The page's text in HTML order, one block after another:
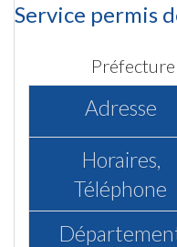
Service permis
Préfecture
Adresse
Horaires,
Téléphone